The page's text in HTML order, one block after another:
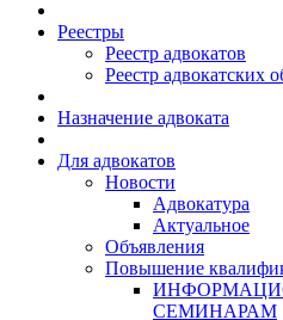
Реестры
Реестр адвокатов
Реестр адвокатских
Назначение адвоката
Для адвокатов
Новости
Адвокатура
Актуальное
Объявления
Повышение
СЕМИНАРАМ